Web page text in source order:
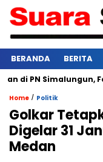
BERANDA BERITA
PN Simalungun,
Home / Politik
Golkar
Digelar 31
Medan